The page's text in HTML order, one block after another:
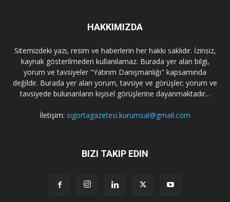
HAKKIMIZDA
Sitemizdeki yazı, resim ve haberlerin her hakkı saklıdır. İzinsiz,
kaynak gösterilmeden kullanılamaz. Burada yer alan bilgi,
yorum ve tavsiyeler "Yatırım Danışmanlığı" kapsamında
değildir. Burada yer alan yorum, tavsiye ve görüşler; yorum ve
tavsiyede bulunanların kişisel görüşlerine dayanmaktadır...
İletişim: sigortagazetesi.kurumsal@gmail.com
BIZI TAKIP EDIN